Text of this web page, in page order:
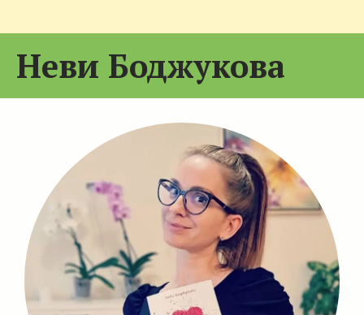
Неви Боджукова